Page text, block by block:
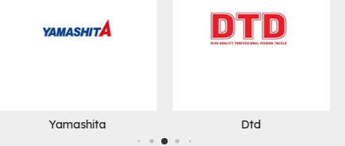
Yamashita Dtd